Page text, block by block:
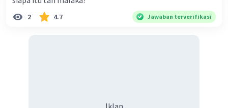
2 4.7 Jawaban terverifikasi